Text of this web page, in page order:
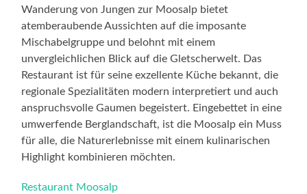
Wanderung von Jungen zur Moosalp bietet
atemberaubende Aussichten auf die imposante
Mischabelgruppe und belohnt mit einem
unvergleichlichen Blick auf die Gletscherwelt. Das
Restaurant ist für seine exzellente Küche bekannt, die
regionale Spezialitäten modern interpretiert und auch
anspruchsvolle Gaumen begeistert. Eingebettet in eine
umwerfende Berglandschaft, ist die Moosalp ein Muss
für alle, die Naturerlebnisse mit einem kulinarischen
Highlight kombinieren möchten.
Restaurant Moosalp